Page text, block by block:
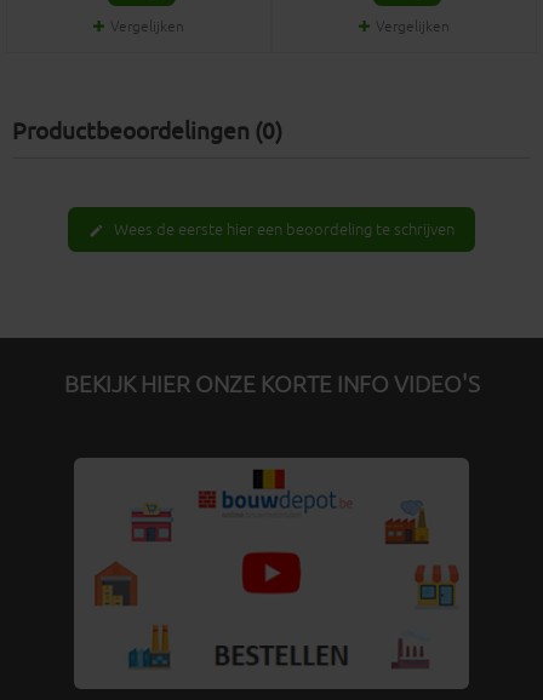
Vergelijken Vergelijken
Productbeoordelingen (0)
edit Wees de eerste hier een beoordeling te schrijven
BEKIJK HIER ONZE KORTE INFO VIDEO'S